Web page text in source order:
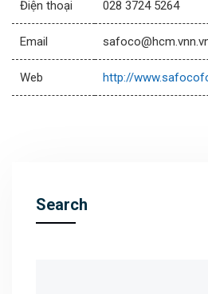
Điện thoại 028 3724 5264
Email
Web http://
Search